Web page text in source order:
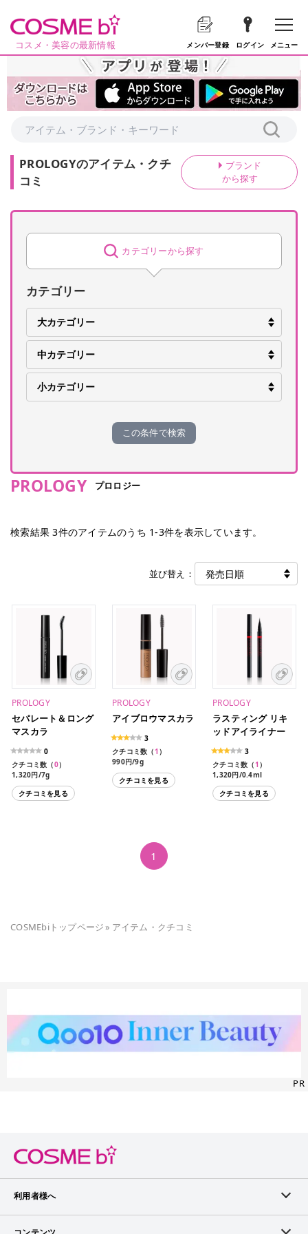
コスメ・美容の最新情報 メンバー登録 ログイン メニュー
PROLOGYのアイテム・クチ
コミ
ブランド
から探す
カテゴリーから探す
カテゴリー
この条件で検索
PROLOGY プロロジー
検索結果3件のアイテムのうち 1-3件を表示しています。
並び替え：
PROLOGY
セパレート＆ロング
マスカラ
0
クチコミ数（0）
1,320円/7g
クチコミを見る
PROLOGY
アイブロウマスカラ
3
クチコミ数（1 ）
990円/9g
クチコミを見る
PROLOGY
ラスティング リキ
ッドアイライナー
3
クチコミ数（1 ）
1,320円/0.4ml
クチコミを見る
1
COSMEbiトップページ» アイテム・クチコミ
PR
利用者様へ
メンバーログイン